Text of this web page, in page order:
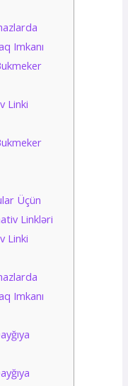
Imkаnı
Linki
Üçün
Linkləri
Linki
Imkаnı